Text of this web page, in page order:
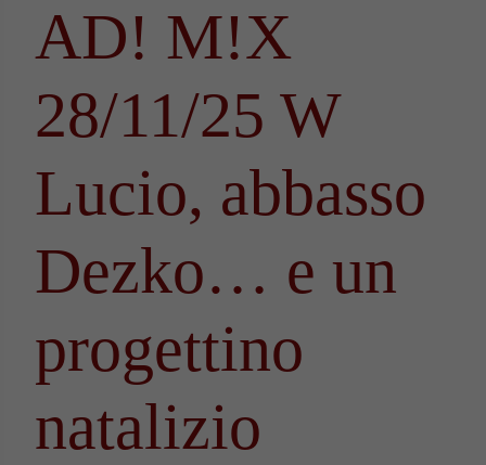
AD! M!X
28/11/25 W
Lucio, abbasso
Dezko… e un
progettino
natalizio